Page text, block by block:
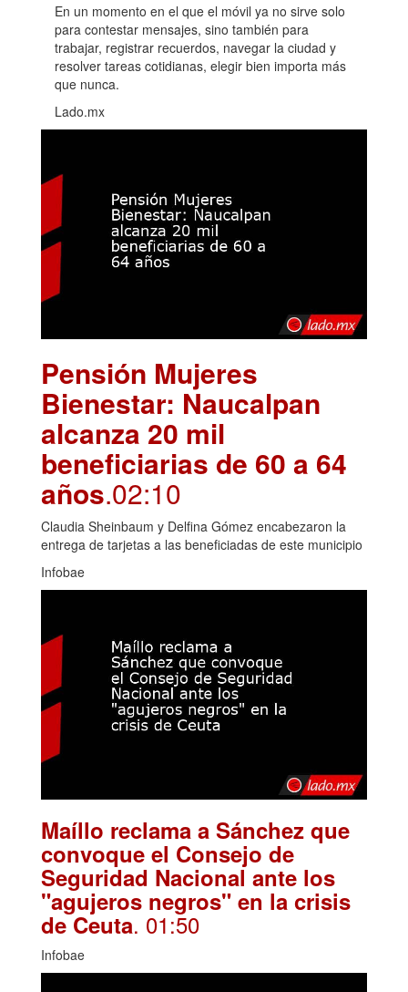
En un momento en el que el móvil ya no sirve solo
para contestar mensajes, sino también para
trabajar, registrar recuerdos, navegar la ciudad y
resolver tareas cotidianas, elegir bien importa más
que nunca.
Lado.mx
Pensión Mujeres
Bienestar: Naucalpan
alcanza 20 mil
beneficiarias de 60 a 64
años.02:10
Claudia Sheinbaum y Delfina Gómez encabezaron la
entrega de tarjetas a las beneficiadas de este municipio
Infobae
Maíllo reclama a Sánchez que
convoque el Consejo de
Seguridad Nacional ante los
"agujeros negros" en la crisis
de Ceuta. 01:50
Infobae